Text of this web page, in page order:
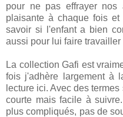
pour ne pas effrayer nos
plaisante à chaque fois
savoir si l'enfant a bien
aussi pour lui faire
La collection Gafi est
fois j'adhère largement à
lecture ici. Avec des
courte mais facile à
plus compliqués, pas de